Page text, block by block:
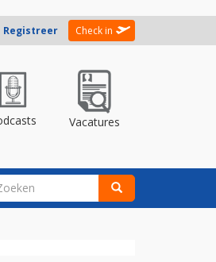
Registreer Check in
Vacatures